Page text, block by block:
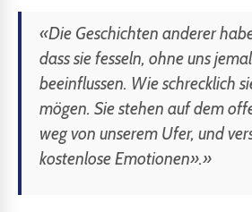
«Die Geschichten anderer
dass sie fesseln, ohne uns
beeinflussen. Wie schrecklich
mögen. Sie stehen auf dem
weg von unserem Ufer, und
kostenlose Emotionen».»